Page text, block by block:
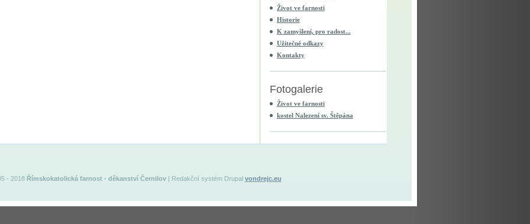
Život ve farnosti
Historie
K zamyšlení, pro radost...
Užitečné odkazy
Kontakty
Fotogalerie
Život ve farnosti
kostel Nalezení sv. Štěpána
- 2018 Římskokatolická farnost - děkanstvíČernilov | Redakční systém Drupal vondrejc.eu